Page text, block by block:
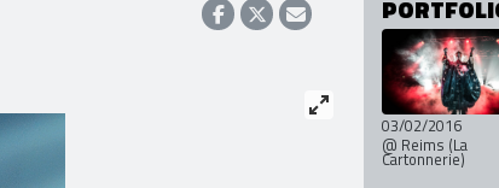
03/02/2016
@ Reims (La
Cartonnerie)